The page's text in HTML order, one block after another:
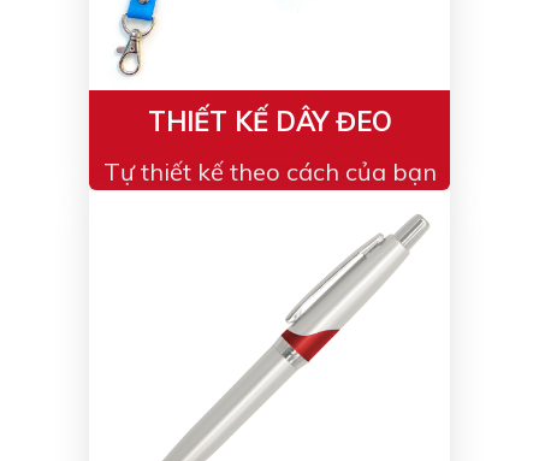
THIẾT KẾ DÂY ĐEO
Tự thiết kế theo cách của bạn